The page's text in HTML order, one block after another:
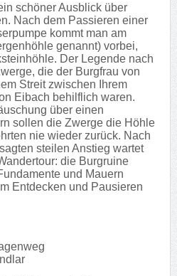
schöner Ausblick über
Nach dem Passieren einer
kommt man am
genannt) vorbei,
Der Legende nach
die der Burgfrau von
Streit zwischen Ihrem
Eibach behilflich waren.
über einen
sollen die Zwerge die Höhle
nie wieder zurück. Nach
steilen Anstieg wartet
die Burgruine
und Mauern
Entdecken und Pausieren